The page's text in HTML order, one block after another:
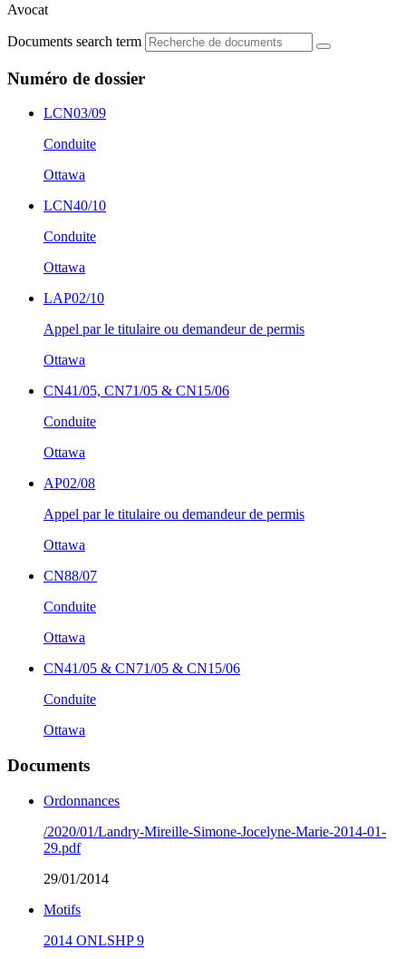
Avocat
Documents search term
Numéro de dossier
LCN03/09
Conduite
Ottawa
LCN40/10
Conduite
Ottawa
LAP02/10
Appel par le titulaire ou demandeur de permis
Ottawa
CN41/05, CN71/05 & CN15/06
Conduite
Ottawa
AP02/08
Appel par le titulaire ou demandeur de permis
Ottawa
CN88/07
Conduite
Ottawa
CN41/05 & CN71/05 & CN15/06
Conduite
Ottawa
Documents
Ordonnances
/2020/01/Landry-Mireille-Simone-Jocelyne-Marie-2014-01-
29.pdf
29/01/2014
Motifs
2014 ONLSHP 9